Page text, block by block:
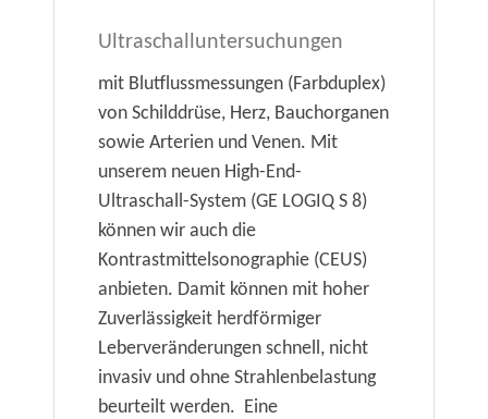
Ultraschalluntersuchungen
mit Blutflussmessungen (Farbduplex)
von Schilddrüse, Herz, Bauchorganen
sowie Arterien und Venen. Mit
unserem neuen High-End-
Ultraschall-System (GE LOGIQ S 8)
können wir auch die
Kontrastmittelsonographie (CEUS)
anbieten. Damit können mit hoher
Zuverlässigkeit herdförmiger
Leberveränderungen schnell, nicht
invasiv und ohne Strahlenbelastung
beurteilt werden. Eine